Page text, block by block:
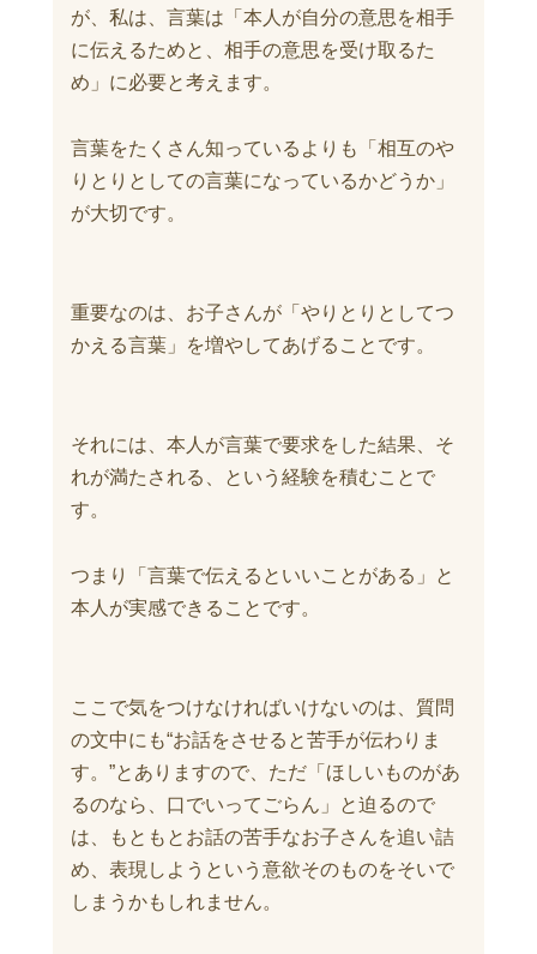
が、私は、言葉は「本人が自分の意思を相手
に伝えるためと、相手の意思を受け取るた
め」に必要と考えます。
言葉をたくさん知っているよりも「相互のや
りとりとしての言葉になっているかどうか」
が大切です。
重要なのは、お子さんが「やりとりとしてつ
かえる言葉」を増やしてあげることです。
それには、本人が言葉で要求をした結果、そ
れが満たされる、という経験を積むことで
す。
つまり「言葉で伝えるといいことがある」と
本人が実感できることです。
ここで気をつけなければいけないのは、質問
の文中にも“お話をさせると苦手が伝わりま
す。”とありますので、ただ「ほしいものがあ
るのなら、口でいってごらん」と迫るので
は、もともとお話の苦手なお子さんを追い詰
め、表現しようという意欲そのものをそいで
しまうかもしれません。